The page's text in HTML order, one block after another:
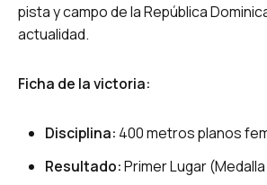
pista y campo de la República
actualidad.
Ficha de la victoria:
Disciplina: 400 metros planos
Resultado:Primer Lugar